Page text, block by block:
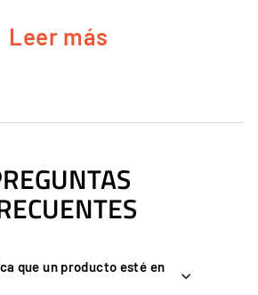
de base.
MOUNT EVO I
75/100 incluidos, uno por pantalla.
en el cockpit: monitores y chasis
anodizado Zero-X .
Leer más
que un producto esté en